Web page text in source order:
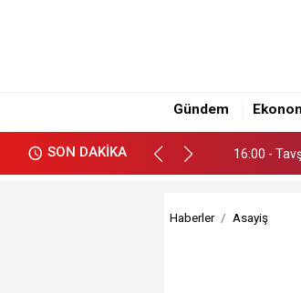
Gündem
SON DAKİKA
16:10 -
16:00 -
Haberler Asayiş